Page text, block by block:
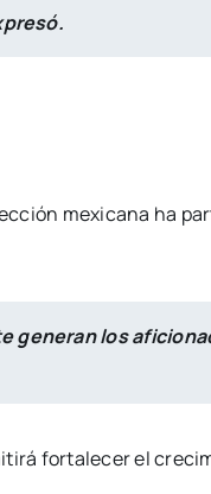
mexicana ha
generan los
fortalecer el